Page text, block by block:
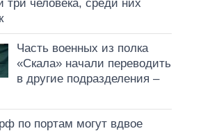
три человека, среди них
Часть военных из полка
«Скала» начали переводить
в другие подразделения –
по портам могут вдвое